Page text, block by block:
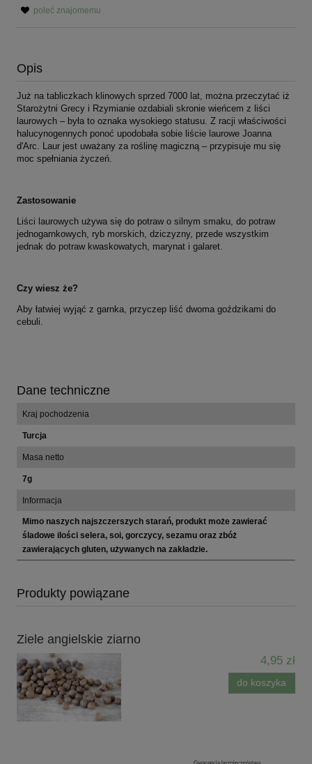
poleć znajomemu
Opis
Już na tabliczkach klinowych sprzed 7000 lat, można przeczytać iż
Starożytni Grecy i Rzymianie ozdabiali skronie wieńcem z liści
laurowych – była to oznaka wysokiego statusu. Z racji właściwości
halucynogennych ponoć upodobała sobie liście laurowe Joanna
d'Arc. Laur jest uważany za roślinę magiczną – przypisuje mu się
moc spełniania życzeń.
Zastosowanie
Liści laurowych używa się do potraw o silnym smaku, do potraw
jednogarnkowych, ryb morskich, dziczyzny, przede wszystkim
jednak do potraw kwaskowatych, marynat i galaret.
Czy wiesz że?
Aby łatwiej wyjąć z garnka, przyczep liść dwoma goździkami do
cebuli.
Dane techniczne
Kraj pochodzenia
Turcja
Masa netto
7g
Informacja
Mimo naszych najszczerszych starań, produkt może zawierać
śladowe ilości selera, soi, gorczycy, sezamu oraz zbóż
zawierających gluten, używanych na zakładzie.
Produkty powiązane
Ziele angielskie ziarno
4,95 zł
do koszyka